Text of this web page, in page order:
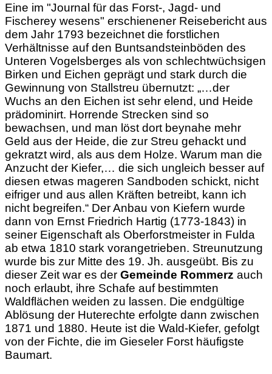
Eine im "Journal für das Forst-, Jagd- und
Fischerey wesens" erschienener Reisebericht aus
dem Jahr 1793 bezeichnet die forstlichen
Verhältnisse auf den Buntsandsteinböden des
Unteren Vogelsberges als von schlechtwüchsigen
Birken und Eichen geprägt und stark durch die
Gewinnung von Stallstreu übernutzt: „…der
Wuchs an den Eichen ist sehr elend, und Heide
prädominirt. Horrende Strecken sind so
bewachsen, und man löst dort beynahe mehr
Geld aus der Heide, die zur Streu gehackt und
gekratzt wird, als aus dem Holze. Warum man die
Anzucht der Kiefer,… die sich ungleich besser auf
diesen etwas mageren Sandboden schickt, nicht
eifriger und aus allen Kräften betreibt, kann ich
nicht begreifen.“ Der Anbau von Kiefern wurde
dann von Ernst Friedrich Hartig (1773-1843) in
seiner Eigenschaft als Oberforstmeister in Fulda
ab etwa 1810 stark vorangetrieben. Streunutzung
wurde bis zur Mitte des 19. Jh. ausgeübt. Bis zu
dieser Zeit war es der Gemeinde Rommerz auch
noch erlaubt, ihre Schafe auf bestimmten
Waldflächen weiden zu lassen. Die endgültige
Ablösung der Huterechte erfolgte dann zwischen
1871 und 1880. Heute ist die Wald-Kiefer, gefolgt
von der Fichte, die im Gieseler Forst häufigste
Baumart.